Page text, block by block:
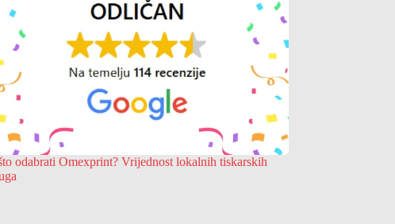
odabrati Omexprint? Vrijednost lokalnih tiskarskih